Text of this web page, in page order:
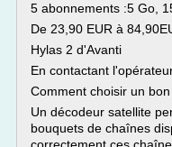
5 abonnements :5 Go,
De 23,90 EUR à
Hylas 2 d'Avanti
En contactant
Comment choisir un
Un décodeur satellite
bouquets de chaînes